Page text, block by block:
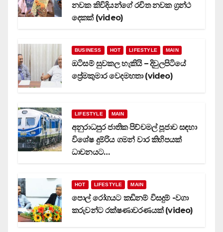
නවක කිවිදියන්ගේ රචිත නවක ග්‍රන්ථ
දෙකක් (video)
BUSINESS HOT LIFESTYLE MAIN
ඔටිසම් සුවකල හැකියි – දිවුලපිටියේ
ප්‍රේමකුමාර වෙදමහතා (video)
LIFESTYLE MAIN
අනුරාධපුර ජාතික පිච්චමල් පූජාව සඳහා
විශේෂ දුම්රිය ගමන් වාර කිහිපයක්
ධාවනයට…
HOT LIFESTYLE MAIN
පොල් රෝගයට කඩිනම් විසදුම් -වගා
කරුවන්ට රක්ෂණාවරණයක් (video)